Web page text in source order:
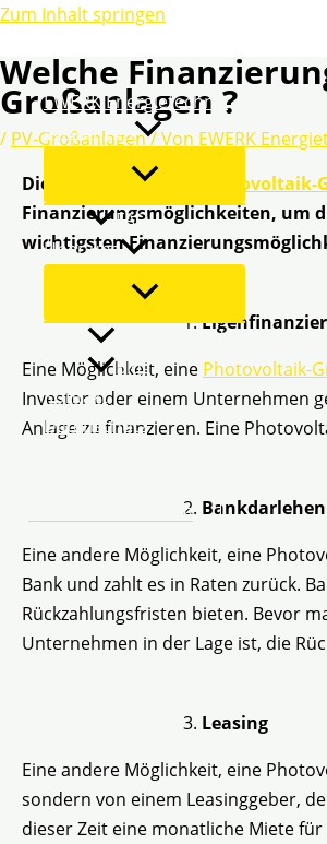
Zum Inhalt springen
EWERK Energietechnik
Leistungen
FAQ
Über uns
Partner werden
Blog
Kontakt
Datenschutz
+49 2304 97 995 - 46
Welche
Großanlagen ?
/ PV-Großanlagen/ Von EWERK
Die Installation von
Photovoltaik-
Finanzierungsmöglichkeiten, um
wichtigsten
Eine Möglichkeit, eine Photovoltaik-
Investor oder einem Unternehmen
Anlage zu finanzieren. Eine
Bankdarlehen
Eine andere Möglichkeit, eine
Bank und zahlt es in Raten zurück.
Rückzahlungsfristen bieten. Bevor
Unternehmen in der Lage ist, die
Leasing
Eine andere Möglichkeit, eine
sondern von einem Leasinggeber,
dieser Zeit eine monatliche Miete